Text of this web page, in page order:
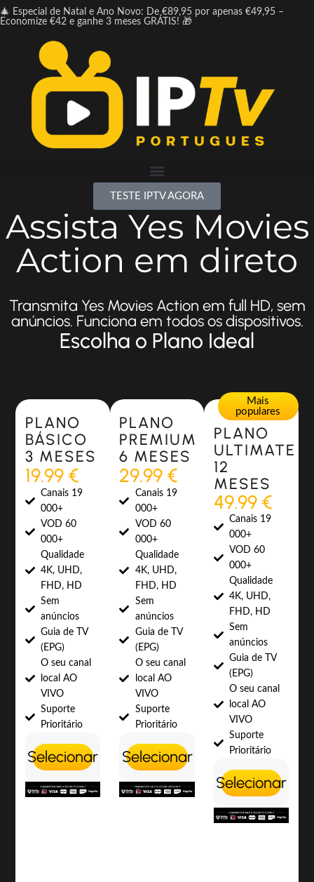
🎄 Especial de Natal e Ano Novo: De €89,95 por apenas €49,95 –
Economize €42 e ganhe 3 meses GRÁTIS! 🎁
TESTE IPTV AGORA
Assista Yes Movies
Action em direto
Transmita Yes Movies Action em full HD, sem
anúncios. Funciona em todos os dispositivos.
Escolha o Plano Ideal
Most Popular
PLANO
BÁSICO
3 MESES
19.99 €
Canais 19
000+
VOD 60
000+
Qualidade
4K, UHD,
FHD, HD
Sem
anúncios
Guia de TV
(EPG)
O seu canal
local AO
VIVO
Suporte
Prioritário
Selecionar
Most Popular
PLANO
PREMIUM
6 MESES
29.99 €
Canais 19
000+
VOD 60
000+
Qualidade
4K, UHD,
FHD, HD
Sem
anúncios
Guia de TV
(EPG)
O seu canal
local AO
VIVO
Suporte
Prioritário
Selecionar
Mais
populares
PLANO
ULTIMATE
12
MESES
49.99 €
Canais 19
000+
VOD 60
000+
Qualidade
4K, UHD,
FHD, HD
Sem
anúncios
Guia de TV
(EPG)
O seu canal
local AO
VIVO
Suporte
Prioritário
Selecionar